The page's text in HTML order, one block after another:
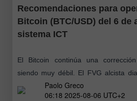
Recomendaciones para
Bitcoin (BTC/USD) del 6 de
sistema ICT
El Bitcoin continúa una
siendo muy débil. El FVG alcista
sus fuerzas mantener el precio por
Paolo Greco
06:18 2025-08-06 UTC+2